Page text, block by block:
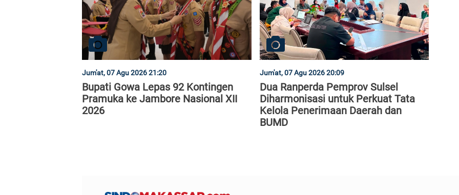
Jum'at, 07 Agu 2026 21:20
Bupati Gowa Lepas 92 Kontingen
Pramuka ke Jambore Nasional XII
2026
Jum'at, 07 Agu 2026 20:09
Dua Ranperda Pemprov Sulsel
Diharmonisasi untuk Perkuat Tata
Kelola Penerimaan Daerah dan
BUMD